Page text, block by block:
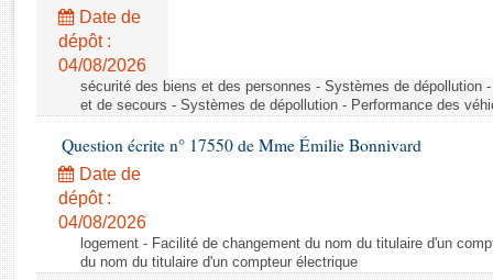
Rapports législatifs
Rapports sur l'application des lois
Baromètre de l’application des lois
Dossiers législatifs
Budget et sécurité sociale
Questions écrites et orales
Comptes rendus des débats
Date de
dépôt :
04/08/2026
sécurité des biens et des personnes - Systèmes de dépollution
et de secours - Systèmes de dépollution - Performance des
Question écrite n° 17550 de Mme Émilie Bonnivard
Date de
dépôt :
04/08/2026
logement - Facilité de changement du nom du titulaire d'un
du nom du titulaire d'un compteur électrique